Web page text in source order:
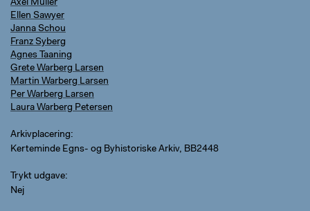
Axel Müller
Ellen Sawyer
Janna Schou
Franz Syberg
Agnes Taaning
Grete Warberg Larsen
Martin Warberg Larsen
Per Warberg Larsen
Laura Warberg Petersen
Arkivplacering
Kerteminde Egns- og Byhistoriske Arkiv, BB2448
Trykt udgave
Nej